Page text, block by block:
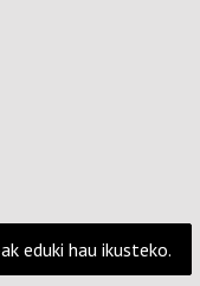
eduki hau ikusteko.